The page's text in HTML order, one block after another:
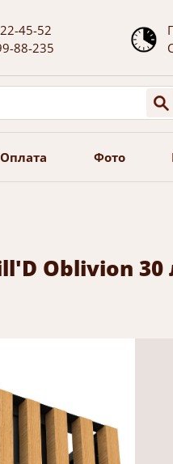
45-52
88-235
Оплата Фото
Oblivion 30